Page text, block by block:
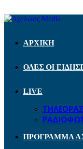
ΑΡΧΙΚΗ
ΟΛΕΣ ΟΙ
LIVE
ΠΡΟΓΡΑΜΜΑ